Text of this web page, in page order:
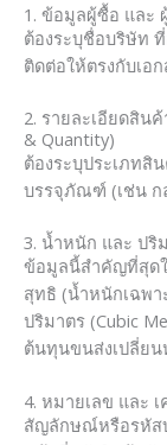
1. ข้อมูลผู้ซื้อ และ
ต้องระบุชื่อบริษัท
ติดต่อให้ตรงกับเอ
2. รายละเอียดสิน
& Quantity)
ต้องระบุประเภทสิ
บรรจุภัณฑ์ (เช่น ก
3. น้ำหนัก และ ปริ
ข้อมูลนี้สำคัญที่สุด
สุทธิ (น้ำหนักเฉพ
ปริมาตร (Cubic
ต้นทุนขนส่งเปลี่ย
4. หมายเลข และ
สัญลักษณ์หรือรหัส